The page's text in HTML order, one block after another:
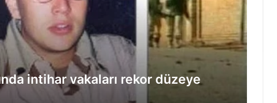
intihar vakaları rekor düzeye